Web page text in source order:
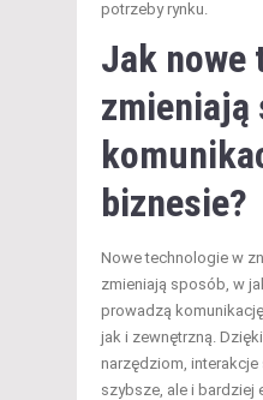
potrzeby rynku.
Jak nowe
zmieniają
biznesie?
Nowe technologie w
zmieniają sposób, w
prowadzą
jak i zewnętrzną.
narzędziom, interakcje
szybsze, ale i bardziej